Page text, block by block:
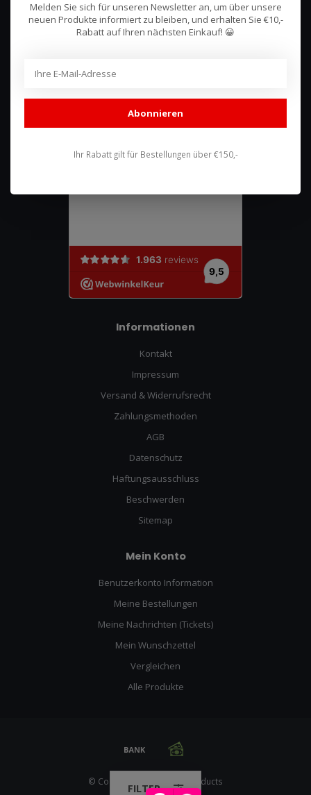
shop@racing-products.com
Bewertungen
Informationen
Kontakt
Impressum
Versand & Widerrufsrecht
Zahlungsmethoden
AGB
Datenschutz
Haftungsausschluss
Beschwerden
Sitemap
Mein Konto
Benutzerkonto Information
Meine Bestellungen
Meine Nachrichten (Tickets)
Mein Wunschzettel
Vergleichen
Alle Produkte
© Copyright 2026 Racing Products
FILTER
Melden Sie sich für unseren Newsletter an, um über unsere
neuen Produkte informiert zu bleiben, und erhalten Sie €10,-
Rabatt auf Ihren nächsten Einkauf! 😀
Abonnieren
Ihr Rabatt gilt für Bestellungen über €150,-